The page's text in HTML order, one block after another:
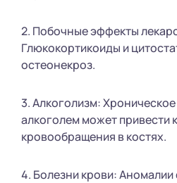
2. Побочные эффекты
Глюкокортикоиды и
остеонекроз.
3. Алкоголизм:
алкоголем может привести
кровообращения в костях.
4. Болезни крови: